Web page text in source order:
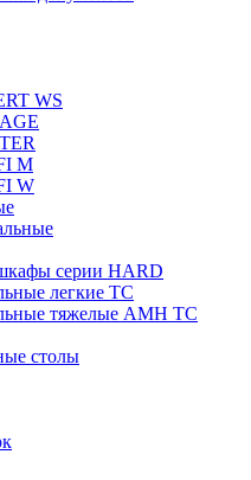
WS
M
W
серии HARD
легкие ТС
тяжелые AMH TC
столы